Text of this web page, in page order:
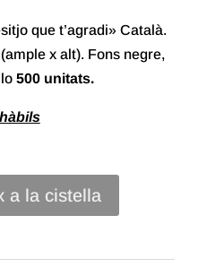
que t’agradi» Català.
x alt). Fons negre,
500 unitats.
a la cistella